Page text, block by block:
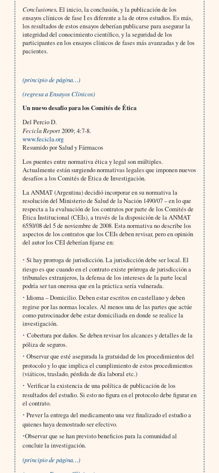
Conclusiones. El inicio, la conclusión, y la publicación de los
ensayos clínicos de fase I es diferente a la de otros estudios. Es más,
los resultados de estos ensayos deberían publicarse para asegurar la
integridad del conocimiento científico, y la seguridad de los
participantes en los ensayos clínicos de fases más avanzadas y de los
pacientes.
(principio de página…)
(regresa a Ensayos Clínicos)
Un nuevo desafío para los Comités de Ética
Del Percio D.
Fecicla Report2009; 4:7-8.
www.fecicla.org
Resumido por Salud y Fármacos
Los puentes entre normativa ética y legal son múltiples.
Actualmente están surgiendo normativas legales que imponen nuevos
desafíos a los Comités de Ética de Investigación.
La ANMAT (Argentina) decidió incorporar en su normativa la
resolución del Ministerio de Salud de la Nación 1490/07 – en lo que
respecta a la evaluación de los contratos por parte de los Comités de
Ética Institucional (CEIs), a través de la disposición de la ANMAT
6550/08 del 5 de noviembre de 2008. Esta normativa no describe los
aspectos de los contratos que los CEIs deben revisar, pero en opinión
del autor los CEI deberían fijarse en:
· Si hay prorroga de jurisdicción. La jurisdicción debe ser local. El
riesgo es que cuando en el contrato existe prórroga de jurisdicción a
tribunales extranjeros, la defensa de los intereses de la parte local
podría ser tan onerosa que en la práctica sería vulnerada.
· Idioma – Domicilio. Deben estar escritos en castellano y deben
regirse por las normas locales. Al menos una de las partes que actúe
como patrocinador debe estar domiciliada en donde se realice la
investigación.
·Cobertura por daños. Se deben revisar los alcances y detalles de la
póliza de seguros.
· Observar que esté asegurada la gratuidad de los procedimientos del
protocolo y lo que implica el cumplimiento de estos procedimientos
(viáticos, traslado, pérdida de día laboral etc.)
·Verificar la existencia de una política de publicación de los
resultados del estudio. Si esto no figura en el protocolo debe figurar en
el contrato.
· Prever la entrega del medicamento una vez finalizado el estudio a
quienes haya demostrado ser efectivo.
·Observar que se han previsto beneficios para la comunidad al
concluir la investigación.
(principio de página…)